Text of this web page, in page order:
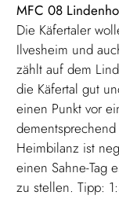
MFC 08
Die Käfertaler
Ilvesheim und
zählt auf dem
die Käfertal gut
einen Punkt vor
Heimbilanz ist
einen Sahne-Tag
zu stellen. Tipp: